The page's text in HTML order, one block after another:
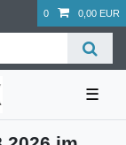
0 0,00 EUR
☰